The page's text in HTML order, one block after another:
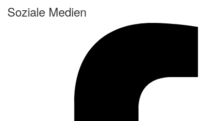
Soziale Medien